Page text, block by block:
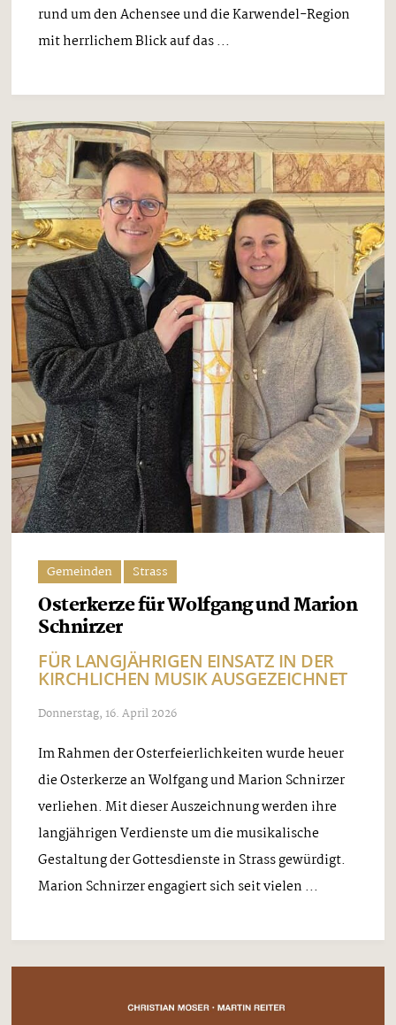
rund um den Achensee und die Karwendel-Region
mit herrlichem Blick auf das ...
Gemeinden Strass
Osterkerze für Wolfgang und Marion
Schnirzer
FÜR LANGJÄHRIGEN EINSATZ IN DER
KIRCHLICHEN MUSIK AUSGEZEICHNET
Donnerstag, 16. April 2026
Im Rahmen der Osterfeierlichkeiten wurde heuer
die Osterkerze an Wolfgang und Marion Schnirzer
verliehen. Mit dieser Auszeichnung werden ihre
langjährigen Verdienste um die musikalische
Gestaltung der Gottesdienste in Strass gewürdigt.
Marion Schnirzer engagiert sich seit vielen ...